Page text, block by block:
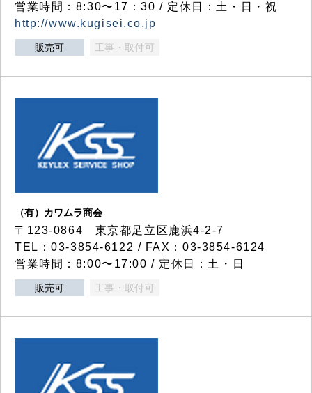
営業時間：8:30〜17：30 / 定休日：土・日・祝
http://www.kugisei.co.jp
販売可 工事・取付可
（有）カワムラ商会
〒123-0864 東京都足立区鹿浜4-2-7
TEL：03-3854-6122 / FAX：03-3854-6124
営業時間：8:00〜17:00 / 定休日：土・日
販売可 工事・取付可